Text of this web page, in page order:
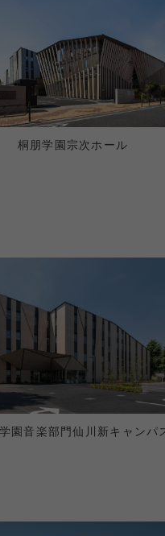
桐朋学園宗次ホール
園音楽部門仙川新キャンパ